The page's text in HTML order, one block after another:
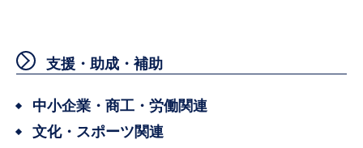
支援・助成・補助
中小企業・商工・労働関連
文化・スポーツ関連